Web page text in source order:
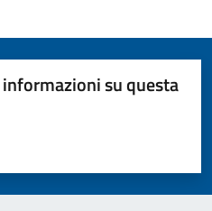
su questa
su 5
5